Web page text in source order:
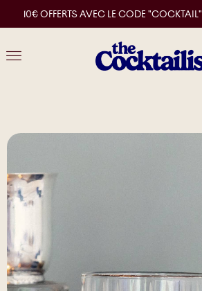
10€ OFFERTS AVEC LE CODE "COCKTAIL"